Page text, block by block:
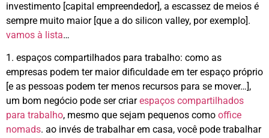
investimento [capital empreendedor], a escassez de meios é
sempre muito maior [que a do silicon valley, por exemplo].
vamos à lista…
1. espaços compartilhados para trabalho: como as
empresas podem ter maior dificuldade em ter espaço próprio
[e as pessoas podem ter menos recursos para se mover…],
um bom negócio pode ser criarespaços compartilhados
para trabalho, mesmo que sejam pequenos como office
nomads. ao invés de trabalhar em casa, você pode trabalhar